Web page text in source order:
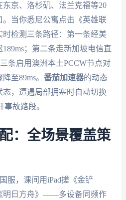
京、洛杉矶、法兰克福等20
当你悉尼公寓点击《英雄联
检测三条路径：第一条经美
；第二条走新加坡电信直
条启用澳洲本土PCCW节点对
至89ms。 番茄加速器的动态
，遭遇局部拥塞时自动切换
事故路段。
：全场景覆盖策
服，课间用iPad搓《金铲
明日方舟》——多设备同频作